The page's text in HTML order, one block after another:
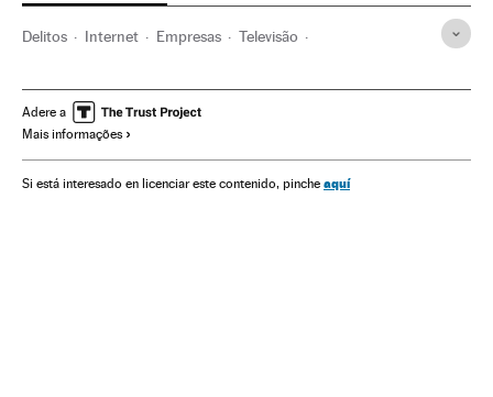
Delitos Internet Empresas Televisão
Comunicações Comunicação
Charles Manson
Mindhunter Gente Netflix Homicídios
Adere a
Mais informações
Si está interesado en licenciar este contenido, pinche aquí